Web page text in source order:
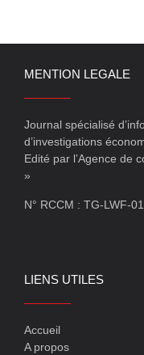
MENTION LEGALE
Journal spécialisé
d’investigations
Edité par l’Agence de
»
N° RCCM : TG-LWF-
LIENS UTILES
Accueil
A propos